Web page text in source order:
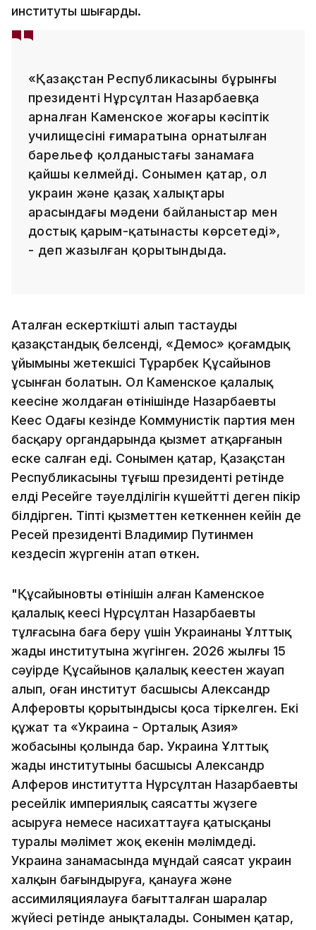
институты шығарды.
«Қазақстан Республикасының бұрынғы
президенті Нұрсұлтан Назарбаевқа
арналған Каменское жоғары кәсіптік
училищесінің ғимаратына орнатылған
барельеф қолданыстағы заңнамаға
қайшы келмейді. Сонымен қатар, ол
украин және қазақ халықтары
арасындағы мәдени байланыстар мен
достық қарым-қатынасты көрсетеді»,
- деп жазылған қорытындыда.
Аталған ескерткішті алып тастауды
қазақстандық белсенді, «Демос» қоғамдық
ұйымының жетекшісі Тұрарбек Құсайынов
ұсынған болатын. Ол Каменское қалалық
кеңесіне жолдаған өтінішінде Назарбаевтың
Кеңес Одағы кезінде Коммунистік партия мен
басқару органдарында қызмет атқарғанын
еске салған еді. Сонымен қатар, Қазақстан
Республикасының тұңғыш президенті ретінде
елдің Ресейге тәуелділігін күшейтті деген пікір
білдірген. Тіпті қызметтен кеткеннен кейін де
Ресей президенті Владимир Путинмен
кездесіп жүргенін атап өткен.
"Құсайыновтың өтінішін алған Каменское
қалалық кеңесі Нұрсұлтан Назарбаевтың
тұлғасына баға беру үшін Украинаның Ұлттық
жады институтына жүгінген. 2026 жылғы 15
сәуірде Құсайынов қалалық кеңестен жауап
алып, оған институт басшысы Александр
Алферовтың қорытындысы қоса тіркелген. Екі
құжат та «Украина - Орталық Азия»
жобасының қолында бар. Украина Ұлттық
жады институтының басшысы Александр
Алферов институтта Нұрсұлтан Назарбаевтың
ресейлік империялық саясатты жүзеге
асыруға немесе насихаттауға қатысқаны
туралы мәлімет жоқ екенін мәлімдеді.
Украина заңнамасында мұндай саясат украин
халқын бағындыруға, қанауға және
ассимиляциялауға бағытталған шаралар
жүйесі ретінде анықталады. Сонымен қатар,